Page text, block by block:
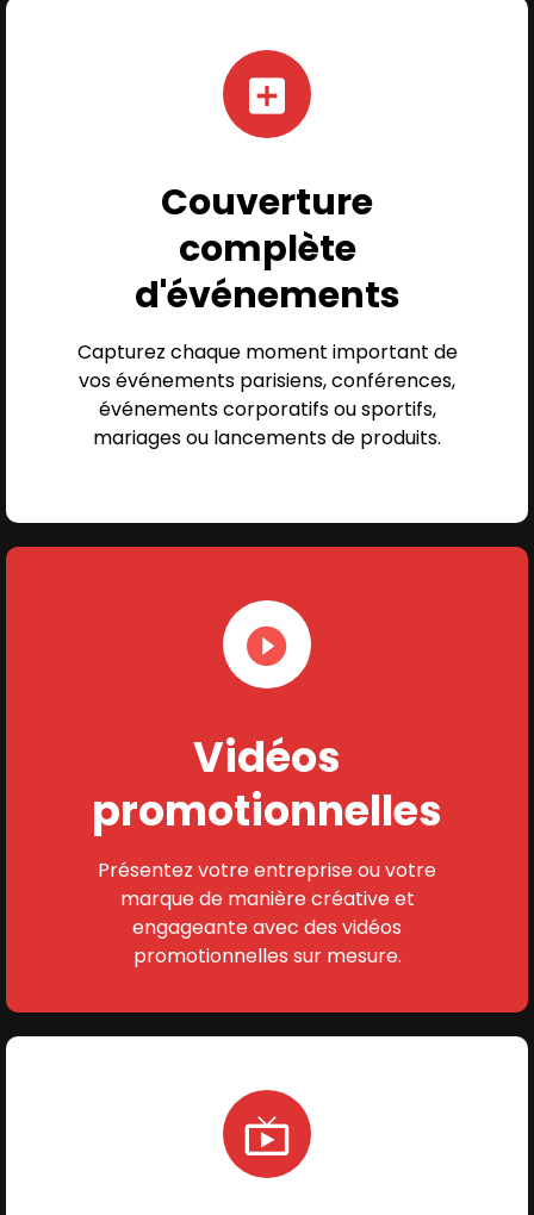
Couverture
complète
d'événements
Capturez chaque moment important de
vos événements parisiens, conférences,
événements corporatifs ou sportifs,
mariages ou lancements de produits.
Vidéos
promotionnelles
Présentez votre entreprise ou votre
marque de manière créative et
engageante avec des vidéos
promotionnelles sur mesure.